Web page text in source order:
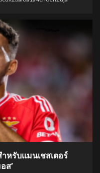
หรับแมนเชสเตอร์
ส’